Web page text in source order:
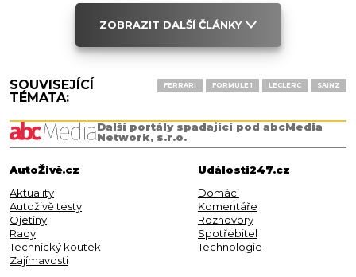
ZOBRAZIT DALŠÍ ČLÁNKY
SOUVISEJÍCÍ
TÉMATA:
FERRARI FORMULE 1 LECLERC SAINZ
Další portály spadající pod abcMedia
Network, s.r.o.
AutoŽivě.cz
Aktuality
Autoživě testy
Ojetiny
Rady
Technický koutek
Zajímavosti
Události247.cz
Domácí
Komentáře
Rozhovory
Spotřebitel
Technologie